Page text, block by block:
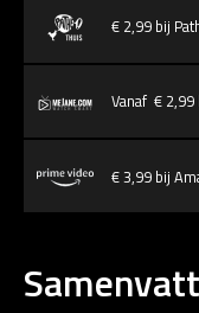
€ 2,99 bij
Vanaf € 2,99
€ 3,99 bij